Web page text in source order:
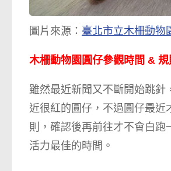
圖片來源： 臺北市立木柵動物
木柵動物園圓仔參觀時間 & 規
雖然最近新聞又不斷開始跳
近很紅的圓仔，不過圓仔最近
則，確認後再前往才不會白
活力最佳的時間。